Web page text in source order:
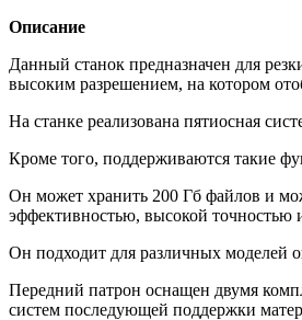
Описание
Данный станок предназначен для
высоким разрешением, на котором
На станке реализована пятиосная
Кроме того, поддерживаются такие
Он может хранить 200 Гб файлов и
эффективностью, высокой точностью
Он подходит для различных моделей
Передний патрон оснащен двумя
систем последующей поддержки